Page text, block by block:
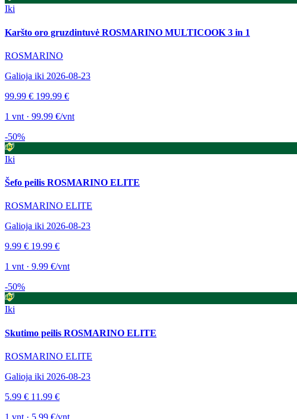
Iki
Karšto oro gruzdintuvė ROSMARINO MULTICOOK 3 in 1
ROSMARINO
Galioja iki 2026-08-23
99.99 € 199.99 €
1 vnt · 99.99 €/vnt
-50%
Iki
Šefo peilis ROSMARINO ELITE
ROSMARINO ELITE
Galioja iki 2026-08-23
9.99 € 19.99 €
1 vnt · 9.99 €/vnt
-50%
Iki
Skutimo peilis ROSMARINO ELITE
ROSMARINO ELITE
Galioja iki 2026-08-23
5.99 € 11.99 €
1 vnt · 5.99 €/vnt